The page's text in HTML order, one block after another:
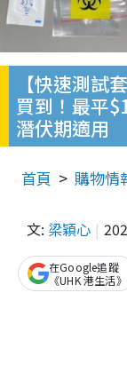
【快速測試
買到！最平
潛伏期適用
首頁 購物情
文: 梁穎心
在Google追蹤
《UHK 港生活》